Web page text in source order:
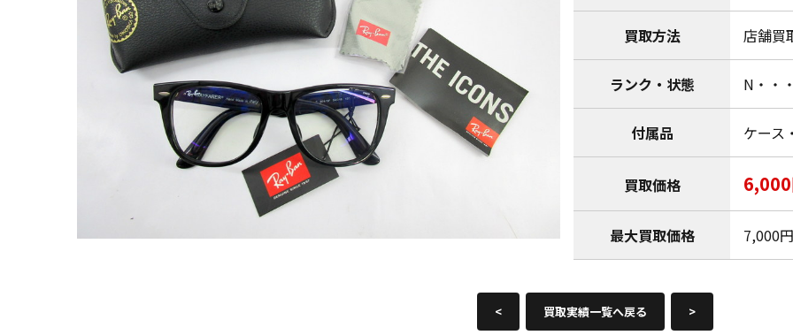
買取方法 店舗買
ランク・状態 N・・
付属品 ケース
買取価格
最大買取価格 7,000円
< 買取実績一覧へ戻る >